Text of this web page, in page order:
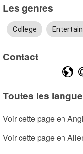
Les genres
College
Contact
Toutes les
Voir cette page en
Voir cette page en